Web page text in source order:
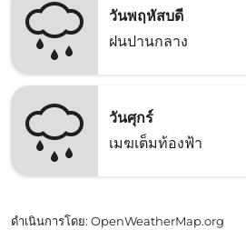
วันพฤหัสบดี
ฝนปานกลาง
วันศุกร์
เมฆเต็มท้องฟ้า
ดำเนินการโดย: OpenWeatherMap.org